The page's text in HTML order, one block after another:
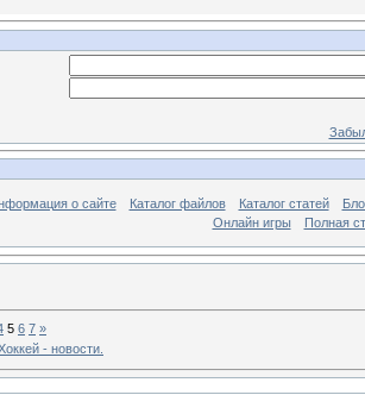
о сайте Каталог файлов Каталог статей
Онлайн игры
Полная
5 6 7 »
- новости.